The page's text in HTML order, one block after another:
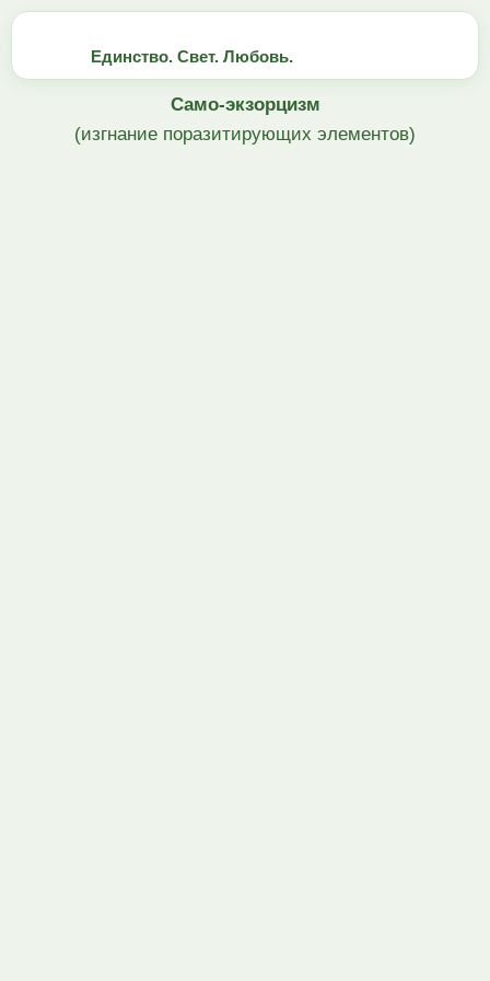
Единство. Свет. Любовь.
Само-экзорцизм
(изгнание поразитирующих элементов)